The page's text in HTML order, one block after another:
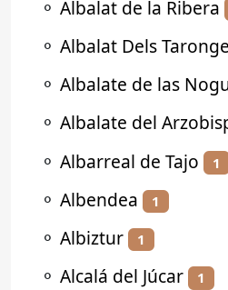
⚬ Albalat de la Ribera
⚬ Albalat Dels
⚬ Albalate de las
⚬ Albalate del
⚬ Albarreal de Tajo 1
⚬ Albendea 1
⚬ Albiztur 1
⚬ Alcalá del Júcar 1